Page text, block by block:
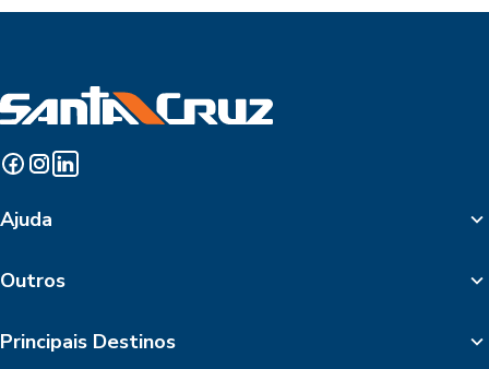
Ajuda
Outros
Principais Destinos